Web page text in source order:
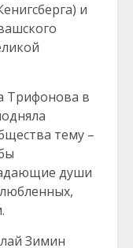
и
Трифонова в
тему –
души
Зимин